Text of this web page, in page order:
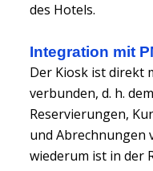
des Hotels.
Integration mit
Der Kiosk ist direkt
verbunden, d. h.
Reservierungen,
und Abrechnungen
wiederum ist in der